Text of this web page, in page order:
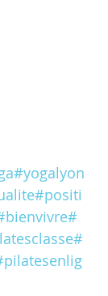
#yogalyon
#positi
#
#